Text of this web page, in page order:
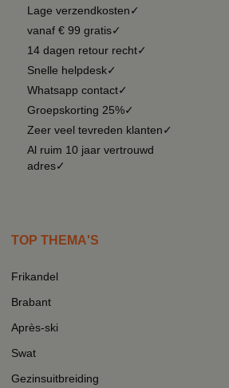
Lage verzendkosten✓
vanaf € 99 gratis✓
14 dagen retour recht✓
Snelle helpdesk✓
Whatsapp contact✓
Groepskorting 25%✓
Zeer veel tevreden klanten✓
Al ruim 10 jaar vertrouwd
adres✓
TOP THEMA'S
Frikandel
Brabant
Après-ski
Swat
Gezinsuitbreiding